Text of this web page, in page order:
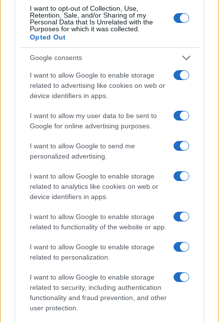
I want to opt-out of Collection, Use,
Retention, Sale, and/or Sharing of my
Personal Data that Is Unrelated with the
Purposes for which it was collected.
Opted Out
Google consents
I want to allow Google to enable storage
related to advertising like cookies on web or
device identifiers in apps.
I want to allow my user data to be sent to
Google for online advertising purposes.
I want to allow Google to send me
personalized advertising.
I want to allow Google to enable storage
related to analytics like cookies on web or
device identifiers in apps.
I want to allow Google to enable storage
related to functionality of the website or app.
I want to allow Google to enable storage
related to personalization.
I want to allow Google to enable storage
related to security, including authentication
functionality and fraud prevention, and other
user protection.
predsjednik SDA je kazao da imamo "kola koja se
kotrljaju nizbrdo".
- Trebat će nam sigurno prva polovina mandata da
ih zaustavimo, da stabiliziramo procese, a onda
ćemo ponovo krenuti sa usponom. Naravno, radit
ćemo na izgradnji infrastrukture, provedbi reformi,
jačanju vladavine prava i borbe protiv korupcije,
smanjenju administracije. Moj cilj je da sve to
rezultira da nakon prvog mandata popravimo
životni standard za 50 posto. Ako u ovom trenutku
možemo pokriti jednom prosječnom plaćom samo
popravimo za 50 posto, a zatim u sljedećem da
sustignemo. S tim rastu i penzije i ostala davanja.
To je naš cilj i naše obećanje - poručio je
Izetbegović.
U panel diskusiji su također učestvovali
potpredsjednica SDA Aida Obuća i predsjednik KO
SDA BPK Adis Halilović.